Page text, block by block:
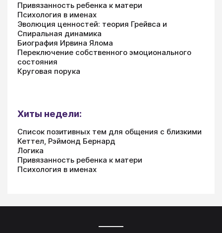
Привязанность ребенка к матери
Психология в именах
Эволюция ценностей: теория Грейвса и
Спиральная динамика
Биография Ирвина Ялома
Переключение собственного эмоционального
состояния
Круговая порука
Хиты недели:
Список позитивных тем для общения с близкими
Кеттел, Рэймонд Бернард
Логика
Привязанность ребенка к матери
Психология в именах